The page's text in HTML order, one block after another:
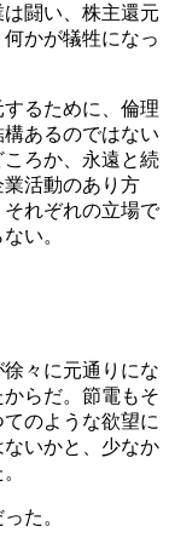
闘い、株主還元
かが犠牲になっ
るために、倫理
あるのではない
ろか、永遠と続
活動のあり方
れぞれの立場で
い。
々に元通りにな
らだ。節電もそ
のような欲望に
いかと、少なか
た。